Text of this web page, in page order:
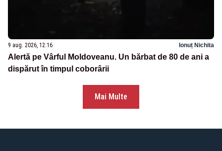
9 aug. 2026, 12:16 Ionuț Nichita
Alertă pe Vârful Moldoveanu. Un bărbat de 80 de ani a
dispărut în timpul coborârii
Mai Multe